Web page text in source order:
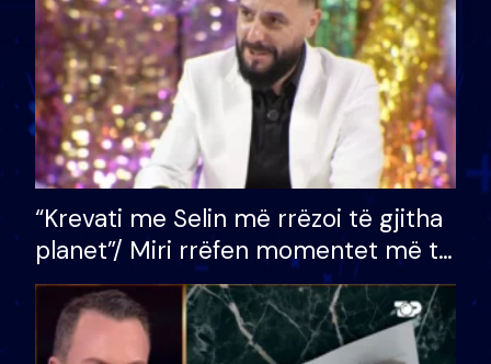
“Krevati me Selin më rrëzoi të gjitha
planet”/ Miri rrëfen momentet më të
bukura në shtëpinë e BB VIP: Do më
mungojë zilja e mëngjesit kur…